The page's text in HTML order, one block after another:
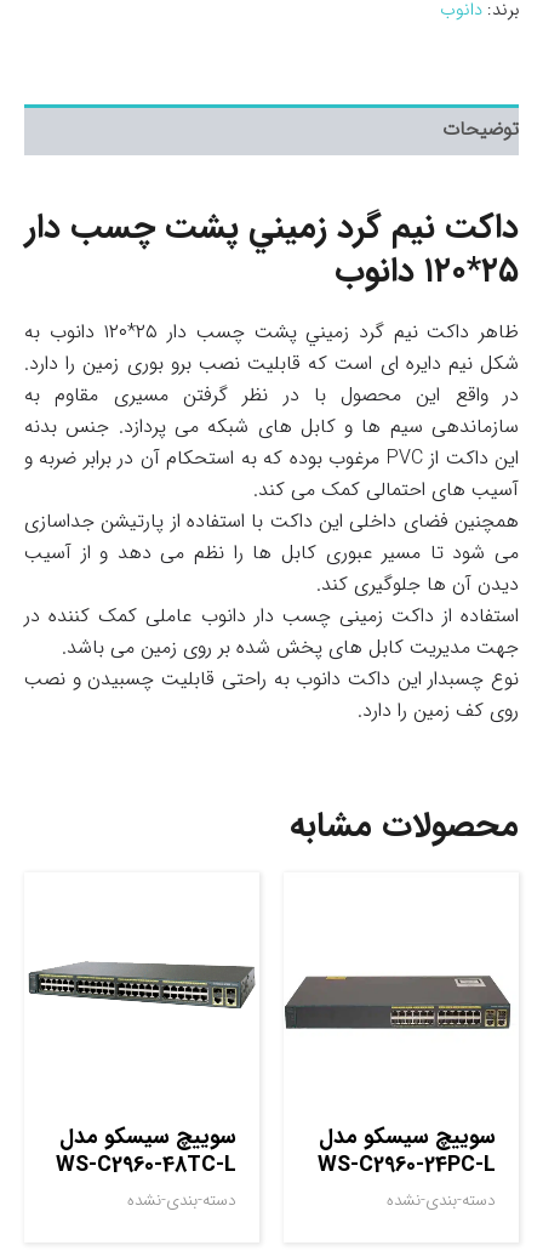
برند: دانوب
توضیحات
داکت نيم گرد زميني پشت چسب دار
۲۵*۱۲۰ دانوب
ظاهر داکت نيم گرد زميني پشت چسب دار ۲۵*۱۲۰ دانوب
به
شکل نیم دایره ای است که قابلیت نصب برو بوری زمین را دارد.
در واقع این محصول با در نظر گرفتن مسیری مقاوم به
سازماندهی سیم ها و کابل های شبکه می پردازد. جنس بدنه
این داکت از PVC مرغوب بوده که به استحکام آن در برابر ضربه و
آسیب های احتمالی کمک می کند.
همچنین فضای داخلی این داکت با استفاده از پارتیشن جداسازی
می شود تا مسیر عبوری کابل ها را نظم می دهد و از آسیب
دیدن آن ها جلوگیری کند.
استفاده از داکت زمینی چسب دار دانوب عاملی کمک کننده در
جهت مدیریت کابل های پخش شده بر روی زمین می باشد.
نوع چسبدار این داکت دانوب به راحتی قابلیت چسبیدن و نصب
روی کف زمین را دارد.
محصولات مشابه
سوييچ سيسکو مدل
WS-C2960-24PC-L
دسته-بندی-نشده
سوييچ سيسکو مدل
WS-C2960-48TC-L
دسته-بندی-نشده